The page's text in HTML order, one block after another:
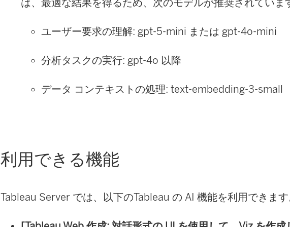
ユーザー要求の理解: gpt-5-mini または gpt-4o-mini
分析タスクの実行: gpt-4o 以降
データ コンテキストの処理: text-embedding-3-small
利用できる機能
Tableau Server では、以下のTableau の AI 機能を利用できます